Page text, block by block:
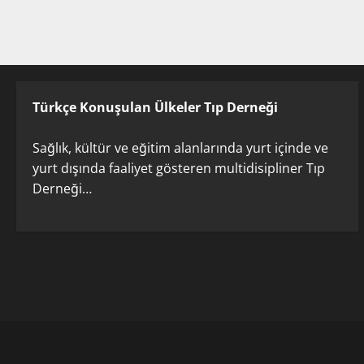
Türkçe Konuşulan Ülkeler Tıp Derneği
Sağlık, kültür ve eğitim alanlarında yurt içinde ve
yurt dışında faaliyet gösteren multidisipliner Tıp
Derneği…